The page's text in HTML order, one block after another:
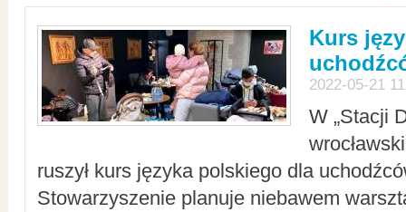
Kurs
2022-05-21
W „Stacji
ruszył kurs języka polskiego dla
Stowarzyszenie planuje niebawem